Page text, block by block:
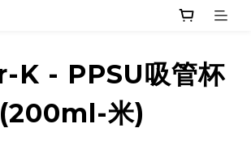
K - PPSU吸管杯
(200ml-米)